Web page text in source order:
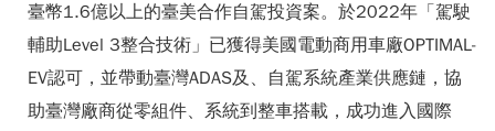
臺幣1.6億以上的臺美合作自駕投資案。於2022年「駕駛
輔助Level 3整合技術」已獲得美國電動商用車廠OPTIMAL-
EV認可，並帶動臺灣ADAS及、自駕系統產業供應鏈，協
助臺灣廠商從零組件、系統到整車搭載，成功進入國際